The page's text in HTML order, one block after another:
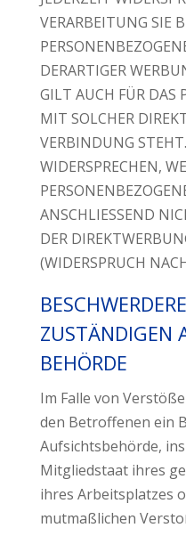
VERARBEITUNG SIE
DERARTIGER
GILT AUCH FÜR DAS
MIT SOLCHER
VERBINDUNG
WIDERSPRECHEN,
ANSCHLIESSEND
DER
(WIDERSPRUCH
ZUSTÄNDIGEN
BEHÖRDE
Im Falle von
den Betroffenen ein
Aufsichtsbehörde,
Mitgliedstaat ihres
ihres Arbeitsplatzes
mutmaßlichen